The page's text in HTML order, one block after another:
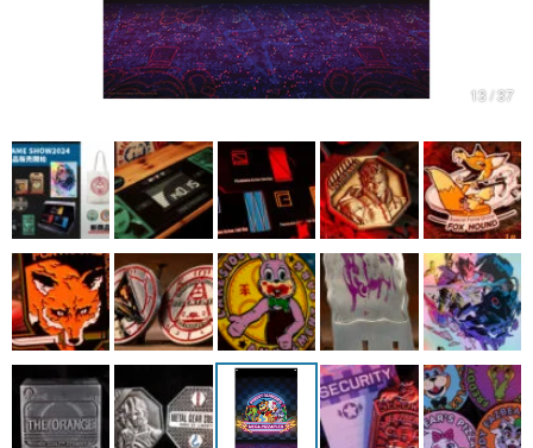
その他
電ファミニコゲーマーとは？
13 / 37